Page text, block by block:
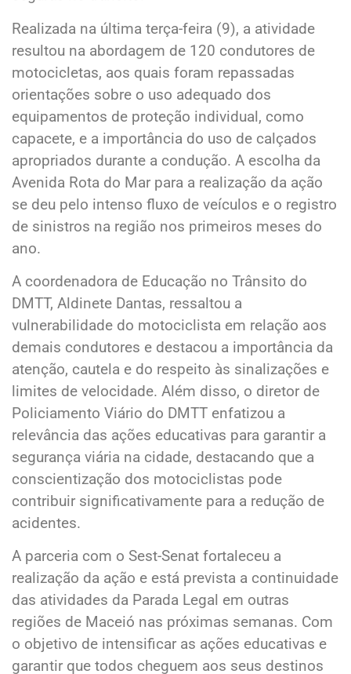
Realizada na última terça-feira (9), a atividade
resultou na abordagem de 120 condutores de
motocicletas, aos quais foram repassadas
orientações sobre o uso adequado dos
equipamentos de proteção individual, como
capacete, e a importância do uso de calçados
apropriados durante a condução. A escolha da
Avenida Rota do Mar para a realização da ação
se deu pelo intenso fluxo de veículos e o registro
de sinistros na região nos primeiros meses do
ano.
A coordenadora de Educação no Trânsito do
DMTT, Aldinete Dantas, ressaltou a
vulnerabilidade do motociclista em relação aos
demais condutores e destacou a importância da
atenção, cautela e do respeito às sinalizações e
limites de velocidade. Além disso, o diretor de
Policiamento Viário do DMTT enfatizou a
relevância das ações educativas para garantir a
segurança viária na cidade, destacando que a
conscientização dos motociclistas pode
contribuir significativamente para a redução de
acidentes.
A parceria com o Sest-Senat fortaleceu a
realização da ação e está prevista a continuidade
das atividades da Parada Legal em outras
regiões de Maceió nas próximas semanas. Com
o objetivo de intensificar as ações educativas e
garantir que todos cheguem aos seus destinos